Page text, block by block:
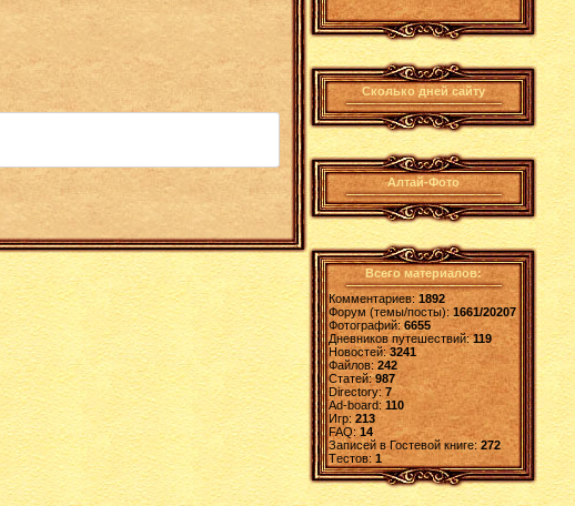
Сколько дней сайту
Алтай-Фото
Всего материалов:
Комментариев: 1892
Форум (темы/посты):1661/20207
Фотографий:6655
Дневников путешествий:119
Новостей:3241
Файлов: 242
Статей:987
Directory: 7
Ad-board:110
Игр: 213
FAQ:14
Записей в Гостевой книге:272
Tестов: 1